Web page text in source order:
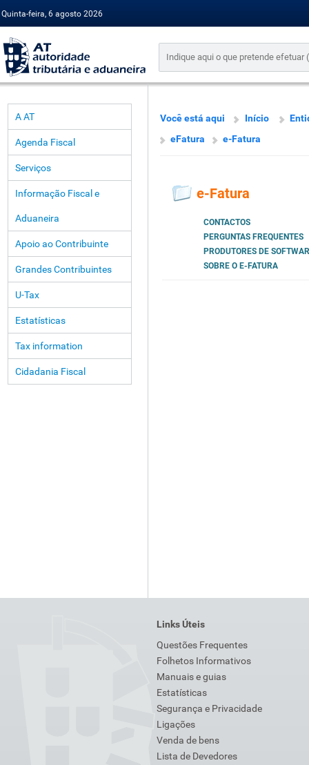
Quinta-feira, 6 agosto 2026
A AT
Agenda Fiscal
Serviços
Informação Fiscal e
Aduaneira
Apoio ao Contribuinte
Grandes Contribuintes
U-Tax
Estatísticas
Tax information
Cidadania Fiscal
Você está aqui Início
eFatura
e-Fatura
e-Fatura
CONTACTOS
PERGUNTAS FREQUENTES
PRODUTORES DE
SOBRE O E-FATURA
Links Úteis
Questões Frequentes
Folhetos Informativos
Manuais e guias
Estatísticas
Segurança e Privacidade
Ligações
Venda de bens
Lista de Devedores